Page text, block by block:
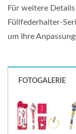
Für weitere
Füllfederhalter-
um Ihre
FOTOGALERIE